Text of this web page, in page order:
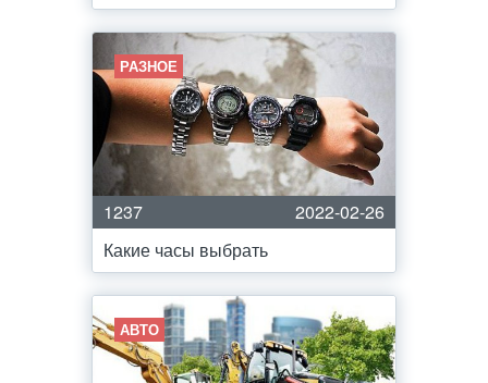
РАЗНОЕ
1237
2022-02-26
Какие часы выбрать
АВТО